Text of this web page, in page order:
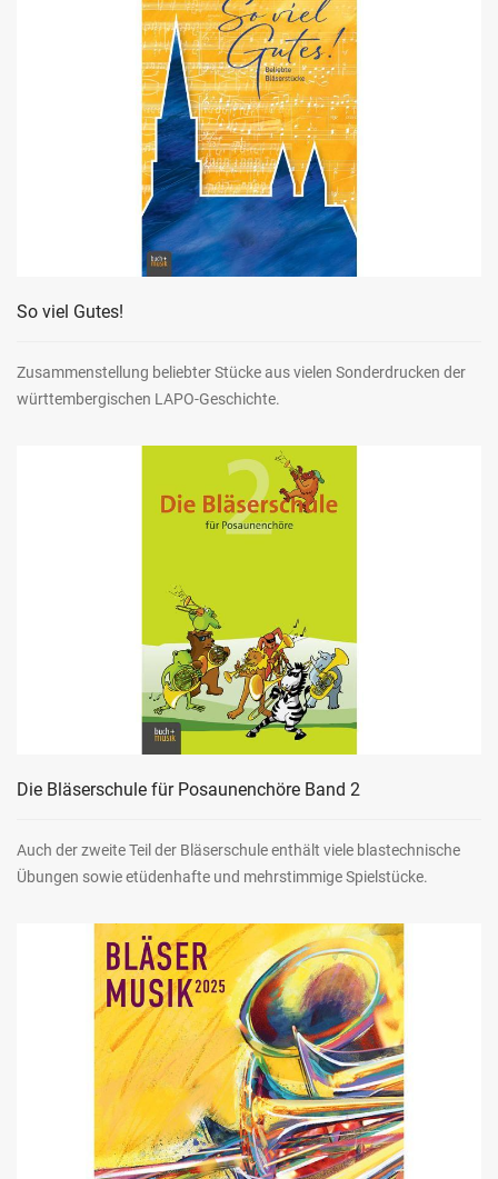
So viel Gutes!
Zusammenstellung beliebter Stücke aus vielen Sonderdrucken der
württembergischen LAPO-Geschichte.
Die Bläserschule für Posaunenchöre Band 2
Auch der zweite Teil der Bläserschule enthält viele blastechnische
Übungen sowie etüdenhafte und mehrstimmige Spielstücke.